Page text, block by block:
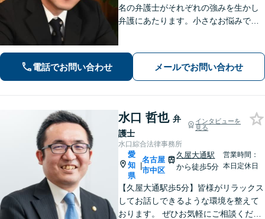
名の弁護士がそれぞれの強みを生かし
弁護にあたります。小さなお悩みで
イスを行います！【初回相談無料】
電話でお問い合わせ メールでお問い合わせ
水口 哲也 弁
護士
インタビューを
見る
水口綜合法律事務所
愛
知
県
|
名古屋
市中区
久屋大通駅
から徒歩5分
営業時間：
本日定休日
【久屋大通駅歩5分】皆様がリラックス
してお話しできるような環境を整えて
おります。 ぜひお気軽にご相談くださ